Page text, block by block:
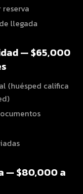
llegada
— $65,000
(huésped califica
— $80,000 a